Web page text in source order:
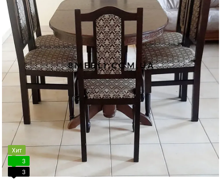
Хит
3
3